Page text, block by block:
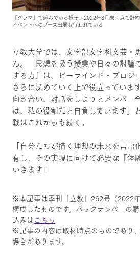
『グラマ』で遊んでいる様子。2022年8月末時点で計
イベントへのブース出展も行われている
立教大学では、文学部文学科文芸・
ん。「思想を扱う授業や日々の討論
する力』は、ビーラインド・プロジ
さらに深めていく上で役立っていま
向き合い、対話をしようとメンバー
は、私の役割だと自負しています」
戦はこれからも続く。
「自分たちが描く理想の未来を言語
有し、その実現に向けて必要な『体
いきます」
※本記事は季刊「立教」262号（2022
構成したものです。バックナンバーの
込みはこちら
※記事の内容は取材時点のものであり
場合があります。